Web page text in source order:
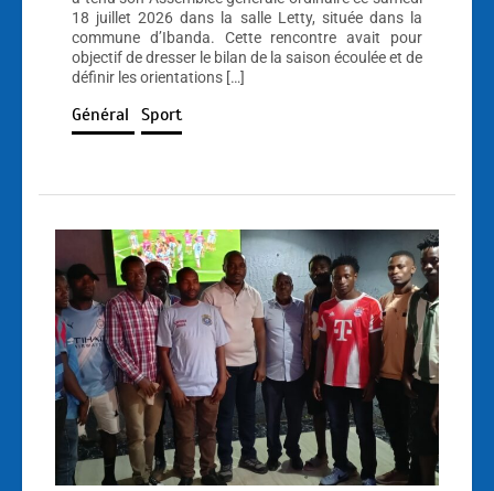
18 juillet 2026 dans la salle Letty, située dans la
commune d’Ibanda. Cette rencontre avait pour
objectif de dresser le bilan de la saison écoulée et de
définir les orientations […]
Général Sport